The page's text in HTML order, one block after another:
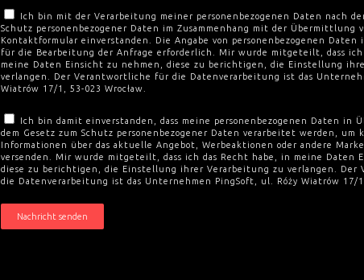
Ich bin mit der Verarbeitung meiner personenbezogenen Daten nach
Schutz personenbezogener Daten im Zusammenhang mit der Übermittlung
Kontaktformular einverstanden. Die Angabe von personenbezogenen
für die Bearbeitung der Anfrage erforderlich. Mir wurde mitgeteilt, dass ich
meine Daten Einsicht zu nehmen, diese zu berichtigen, die Einstellung
verlangen. Der Verantwortliche für die Datenverarbeitung ist das
Wiatrów 17/1, 53-023 Wrocław.
Ich bin damit einverstanden, dass meine personenbezogenen Daten in
dem Gesetz zum Schutz personenbezogener Daten verarbeitet werden, um
Informationen über das aktuelle Angebot, Werbeaktionen oder andere
versenden. Mir wurde mitgeteilt, dass ich das Recht habe, in meine Daten
diese zu berichtigen, die Einstellung ihrer Verarbeitung zu verlangen. Der
die Datenverarbeitung ist das Unternehmen PingSoft, ul. Róży Wiatrów 17/1,
Nachricht senden